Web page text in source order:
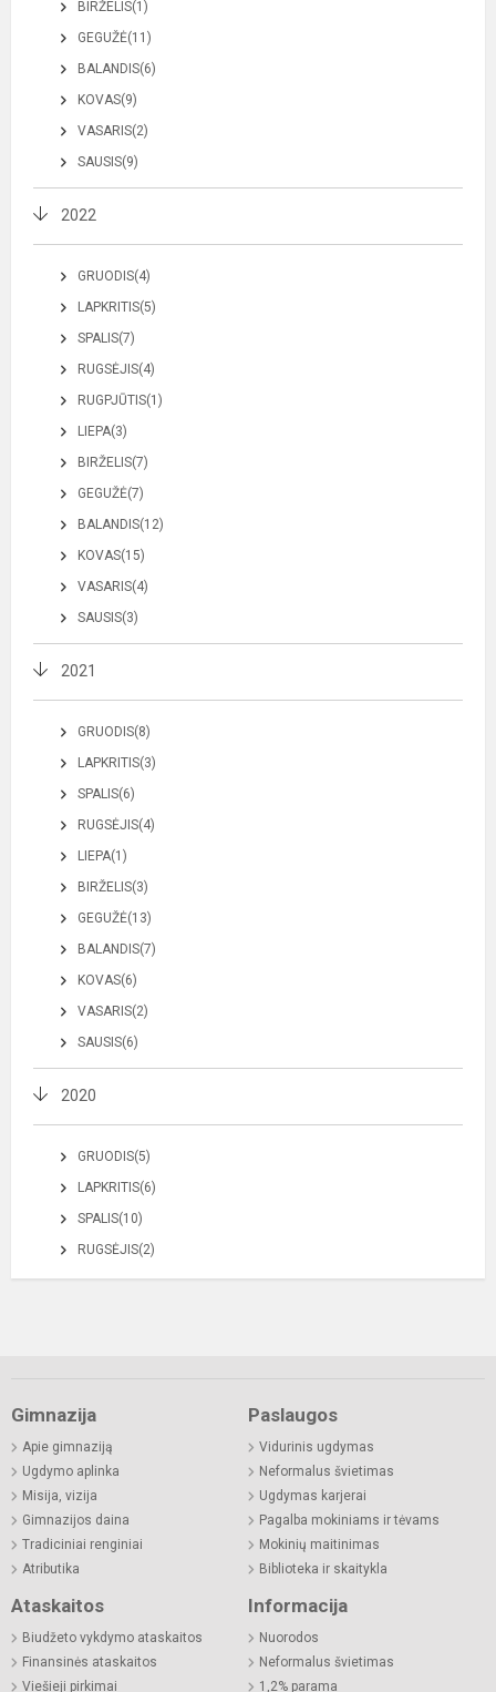
BIRŽELIS(1)
GEGUŽĖ(11)
BALANDIS(6)
KOVAS(9)
VASARIS(2)
SAUSIS(9)
2022
GRUODIS(4)
LAPKRITIS(5)
SPALIS(7)
RUGSĖJIS(4)
RUGPJŪTIS(1)
LIEPA(3)
BIRŽELIS(7)
GEGUŽĖ(7)
BALANDIS(12)
KOVAS(15)
VASARIS(4)
SAUSIS(3)
2021
GRUODIS(8)
LAPKRITIS(3)
SPALIS(6)
RUGSĖJIS(4)
LIEPA(1)
BIRŽELIS(3)
GEGUŽĖ(13)
BALANDIS(7)
KOVAS(6)
VASARIS(2)
SAUSIS(6)
2020
GRUODIS(5)
LAPKRITIS(6)
SPALIS(10)
RUGSĖJIS(2)
Gimnazija
Apie gimnaziją
Ugdymo aplinka
Misija, vizija
Gimnazijos daina
Tradiciniai renginiai
Atributika
Paslaugos
Vidurinis ugdymas
Neformalus švietimas
Ugdymas karjerai
Pagalba mokiniams ir tėvams
Mokinių maitinimas
Biblioteka ir skaitykla
Ataskaitos
Biudžeto vykdymo ataskaitos
Finansinės ataskaitos
Viešieji pirkimai
Informacija
Nuorodos
Neformalus švietimas
1,2% parama